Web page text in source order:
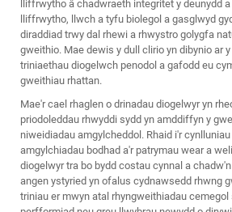
lliffrwytho â chadwraeth integritet y deunydd
lliffrwytho, llwch a tyfu biolegol a gasglwyd
diraddiad trwy dal rhewi a rhwystro golygfa
gweithio. Mae dewis y dull clirio yn dibynio ar
triniaethau diogelwch penodol a gafodd eu
gweithiau rhattan.
Mae'r cael rhaglen o drinadau diogelwyr yn
priodoleddau rhwyddi sydd yn amddiffyn y
niweidiadau amgylcheddol. Rhaid i'r
amgylchiadau bodhad a'r patrymau wear a
diogelwyr tra bo bydd costau cynnal a
angen ystyried yn ofalus cydnawsedd rhwng
triniau er mwyn atal rhyngweithiadau cemegol